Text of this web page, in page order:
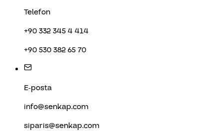
Telefon
+90 332 345 4 414
+90 530 382 65 70
E-posta
info@senkap.com
siparis@senkap.com